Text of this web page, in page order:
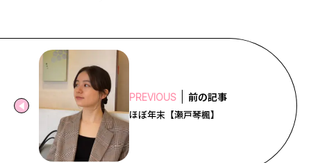
PREVIOUS 前の記事
ほぼ年末【瀬戸琴楓】